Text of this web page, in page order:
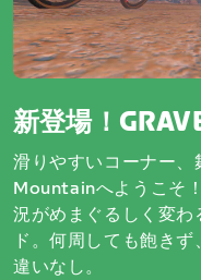
新登場！
滑りやすいコーナー
Mountainへようこそ
況がめまぐるしく変わ
ド。何周しても飽き
違いなし。